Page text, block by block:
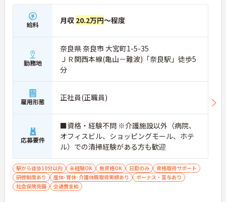
給料 月収 20.2万円～程度
勤務地
奈良県 奈良市 大宮町1-5-35
ＪＲ関西本線(亀山－難波)「奈良駅」徒歩5
分
雇用形態 正社員(正職員)
応募要件
■資格・経験不問 ※介護施設以外（病院、
オフィスビル、ショッピングモール、ホテ
ル）での清掃経験がある方も歓迎
駅から徒歩10分以内 未経験OK 無資格OK 日勤のみ
資格取得サポート
研修制度あり
産休･育休･介護休暇取得実績あり
ボーナス・賞与あり
社会保険完備
交通費支給